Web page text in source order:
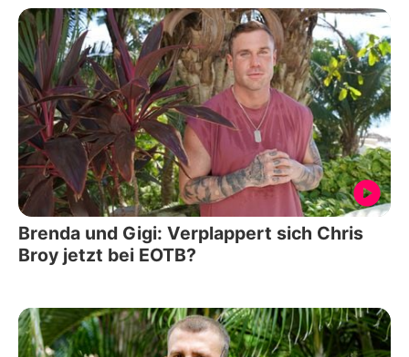
Brenda und Gigi: Verplappert sich Chris
Broy jetzt bei EOTB?